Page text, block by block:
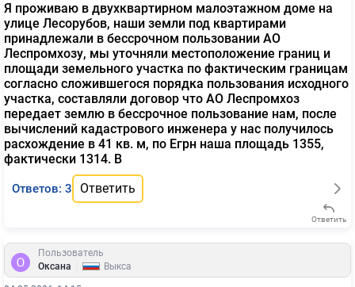
Я проживаю в двухквартирном малоэтажном доме на
улице Лесорубов, наши земли под квартирами
принадлежали в бессрочном пользовании АО
Леспромхозу, мы уточняли местоположение границ и
площади земельного участка по фактическим границам
согласно сложившегося порядка пользования исходного
участка, составляли договор что АО Леспромхоз
передает землю в бессрочное пользование нам, после
вычислений кадастрового инженера у нас получилось
расхождение в 41 кв. м, по Егрн наша площадь 1355,
фактически 1314. В
Ответов: 3 Ответить
Ответить
Пользователь
Оксана
Выкса